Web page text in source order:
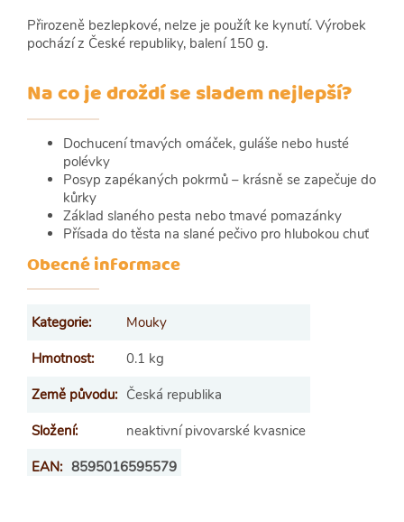
Přirozeně bezlepkové, nelze je použít ke kynutí. Výrobek
pochází z České republiky, balení 150 g.
Na co je droždí se sladem nejlepší?
Dochucení tmavých omáček, guláše nebo husté
polévky
Posyp zapékaných pokrmů – krásně se zapečuje do
kůrky
Základ slaného pesta nebo tmavé pomazánky
Přísada do těsta na slané pečivo pro hlubokou chuť
Obecné informace
Kategorie:
Mouky
Hmotnost:
0.1 kg
Země původu: Česká republika
Složení:
neaktivní pivovarské kvasnice
EAN: 8595016595579